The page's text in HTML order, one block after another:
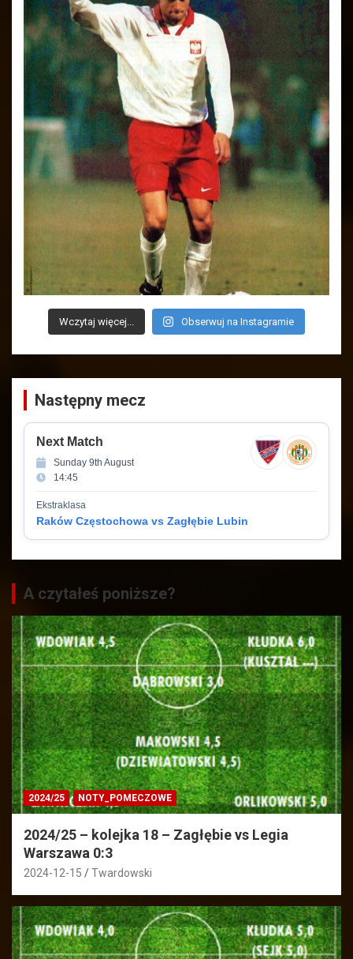
Wczytaj więcej... Obserwuj na Instagramie
Następny mecz
Next Match
Sunday 9th August
14:45
Ekstraklasa
Raków Częstochowa vs Zagłębie Lubin
A czytałeś poniższe?
2024/25 NOTY_POMECZOWE
2024/25 – kolejka 18 – Zagłębie vs Legia
Warszawa 0:3
2024-12-15 Twardowski